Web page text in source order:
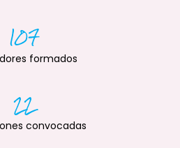
107
formados
22
convocadas